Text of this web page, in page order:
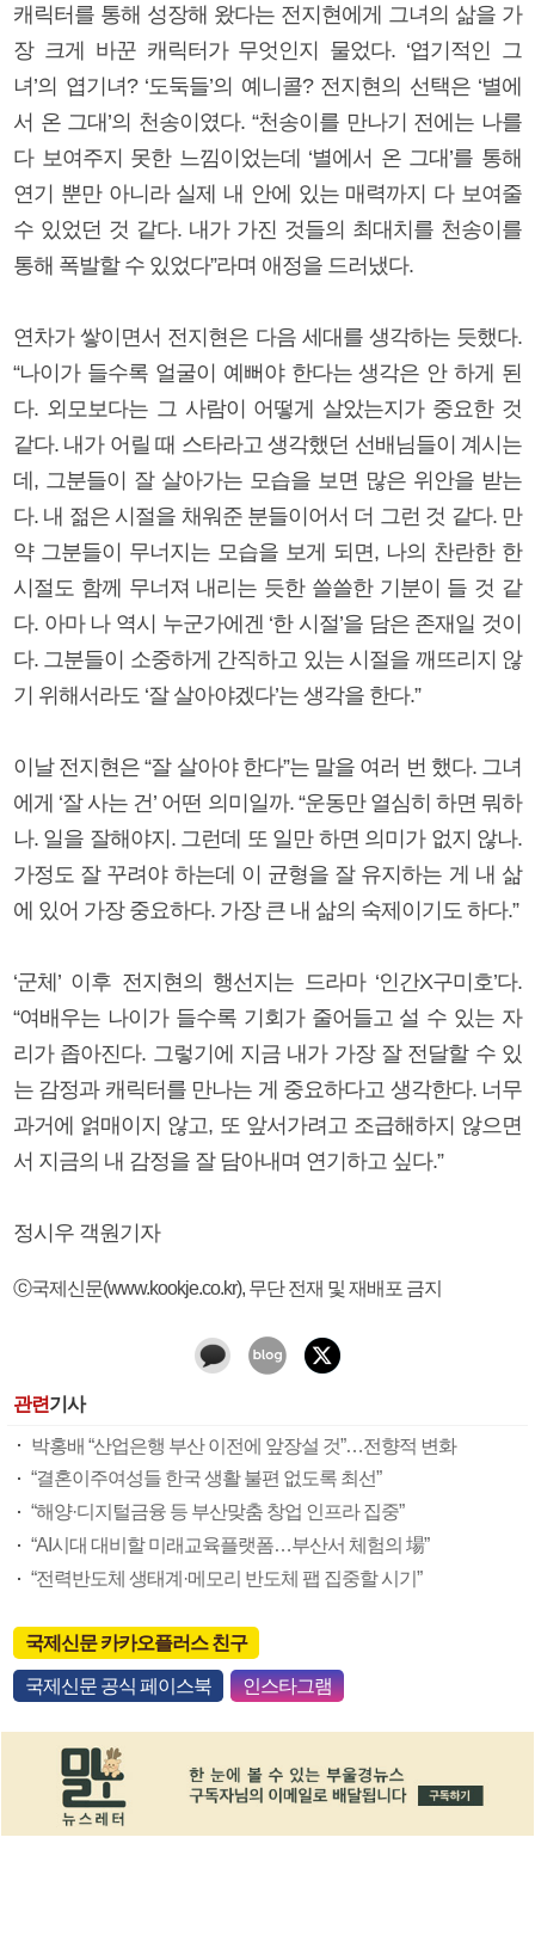
캐릭터를 통해 성장해 왔다는 전지현에게 그녀의 삶을 가
장 크게 바꾼 캐릭터가 무엇인지 물었다. ‘엽기적인 그
녀’의 엽기녀? ‘도둑들’의 예니콜? 전지현의 선택은 ‘별에
서 온 그대’의 천송이였다. “천송이를 만나기 전에는 나를
다 보여주지 못한 느낌이었는데 ‘별에서 온 그대’를 통해
연기 뿐만 아니라 실제 내 안에 있는 매력까지 다 보여줄
수 있었던 것 같다. 내가 가진 것들의 최대치를 천송이를
통해 폭발할 수 있었다”라며 애정을 드러냈다.
연차가 쌓이면서 전지현은 다음 세대를 생각하는 듯했다.
“나이가 들수록 얼굴이 예뻐야 한다는 생각은 안 하게 된
다. 외모보다는 그 사람이 어떻게 살았는지가 중요한 것
같다. 내가 어릴 때 스타라고 생각했던 선배님들이 계시는
데, 그분들이 잘 살아가는 모습을 보면 많은 위안을 받는
다. 내 젊은 시절을 채워준 분들이어서 더 그런 것 같다. 만
약 그분들이 무너지는 모습을 보게 되면, 나의 찬란한 한
시절도 함께 무너져 내리는 듯한 쓸쓸한 기분이 들 것 같
다. 아마 나 역시 누군가에겐 ‘한 시절’을 담은 존재일 것이
다. 그분들이 소중하게 간직하고 있는 시절을 깨뜨리지 않
기 위해서라도 ‘잘 살아야겠다’는 생각을 한다.”
이날 전지현은 “잘 살아야 한다”는 말을 여러 번 했다. 그녀
에게 ‘잘 사는 건’ 어떤 의미일까. “운동만 열심히 하면 뭐하
나. 일을 잘해야지. 그런데 또 일만 하면 의미가 없지 않나.
가정도 잘 꾸려야 하는데 이 균형을 잘 유지하는 게 내 삶
에 있어 가장 중요하다. 가장 큰 내 삶의 숙제이기도 하다.”
‘군체’ 이후 전지현의 행선지는 드라마 ‘인간X구미호’다.
“여배우는 나이가 들수록 기회가 줄어들고 설 수 있는 자
리가 좁아진다. 그렇기에 지금 내가 가장 잘 전달할 수 있
는 감정과 캐릭터를 만나는 게 중요하다고 생각한다. 너무
과거에 얽매이지 않고, 또 앞서가려고 조급해하지 않으면
서 지금의 내 감정을 잘 담아내며 연기하고 싶다.”
정시우 객원기자
ⓒ국제신문(www.kookje.co.kr), 무단 전재 및 재배포 금지
관련기사
박홍배 “산업은행 부산 이전에 앞장설 것”…전향적 변화
“결혼이주여성들 한국 생활 불편 없도록 최선”
“해양·디지털금융 등 부산맞춤 창업 인프라 집중”
“AI시대 대비할 미래교육플랫폼…부산서 체험의 場”
“전력반도체 생태계·메모리 반도체 팹 집중할 시기”
국제신문 카카오플러스 친구
국제신문 공식 페이스북 인스타그램